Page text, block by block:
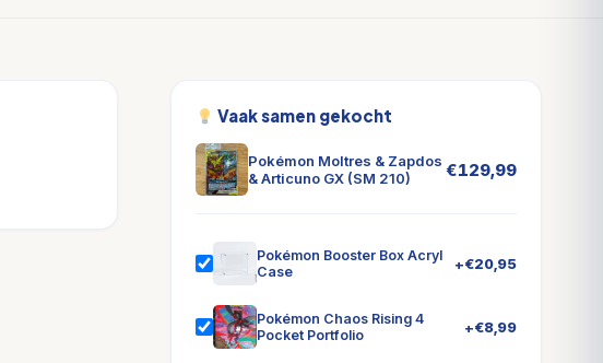
Vaak samen gekocht
Pokémon Moltres & Zapdos
& Articuno GX (SM 210)
€129,99
Pokémon Booster Box Acryl
Case
+€20,95
Pokémon Chaos Rising 4
Pocket Portfolio
+€8,99